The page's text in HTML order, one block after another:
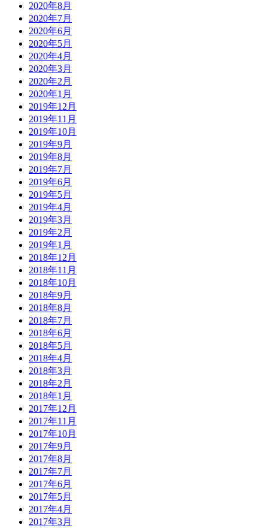
2020年8月
2020年7月
2020年6月
2020年5月
2020年4月
2020年3月
2020年2月
2020年1月
2019年12月
2019年11月
2019年10月
2019年9月
2019年8月
2019年7月
2019年6月
2019年5月
2019年4月
2019年3月
2019年2月
2019年1月
2018年12月
2018年11月
2018年10月
2018年9月
2018年8月
2018年7月
2018年6月
2018年5月
2018年4月
2018年3月
2018年2月
2018年1月
2017年12月
2017年11月
2017年10月
2017年9月
2017年8月
2017年7月
2017年6月
2017年5月
2017年4月
2017年3月